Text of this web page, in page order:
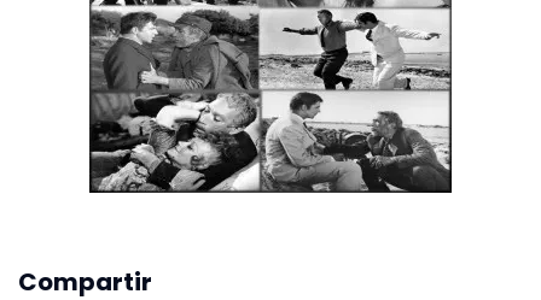
Compartir